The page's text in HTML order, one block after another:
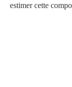
estimer cette